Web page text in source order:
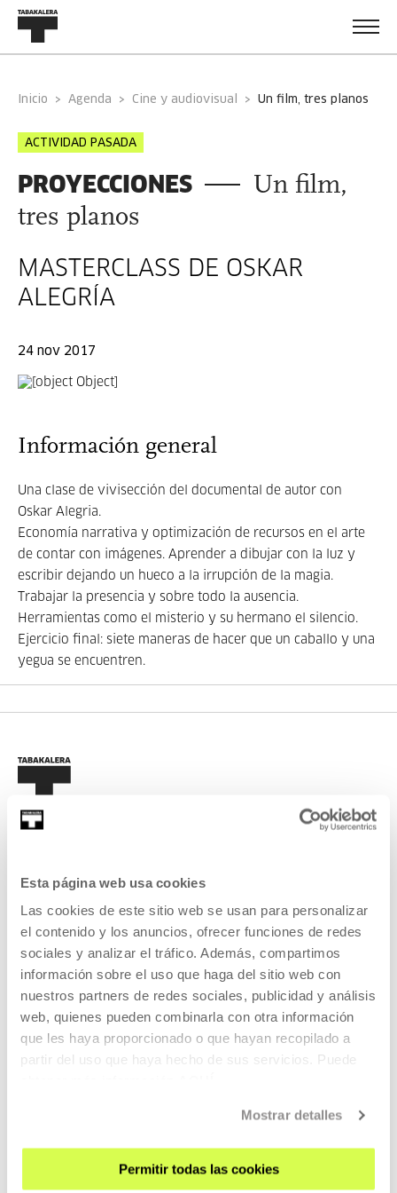
Esta página web usa cookies
Las cookies de este sitio web se usan para personalizar
el contenido y los anuncios, ofrecer funciones de redes
sociales y analizar el tráfico. Además, compartimos
información sobre el uso que haga del sitio web con
nuestros partners de redes sociales, publicidad y análisis
web, quienes pueden combinarla con otra información
que les haya proporcionado o que hayan recopilado a
partir del uso que haya hecho de sus servicios. Puede
Mostrar detalles
Permitir todas las cookies
Inicio Agenda Cine y audiovisual un film, tres planos
ACTIVIDAD PASADA
PROYECCIONES
Un film,
tres planos
MASTERCLASS DE OSKAR
ALEGRÍA
24 nov 2017
Información general
Una clase de vivisección del documental de autor con
Oskar Alegria.
Economía narrativa y optimización de recursos en el arte
de contar con imágenes. Aprender a dibujar con la luz y
escribir dejando un hueco a la irrupción de la magia.
Trabajar la presencia y sobre todo la ausencia.
Herramientas como el misterio y su hermano el silencio.
Ejercicio final: siete maneras de hacer que un caballo y una
yegua se encuentren.
REGÍSTRATE AL BOLETÍN
AGENDA
VISÍTANOS
CONTACTO Y HORARIOS
CÓMO LLEGAR
VISITAS GUIADAS
ALOJAMIENTO